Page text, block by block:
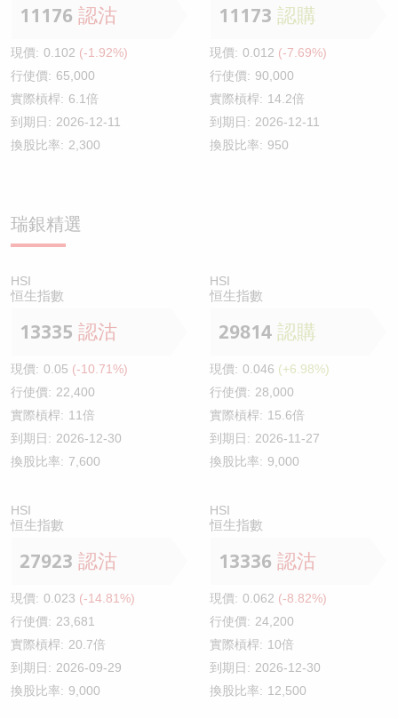
11176 認沽
現價: 0.102 (-1.92%)
行使價: 65,000
實際槓桿: 6.1倍
到期日: 2026-12-11
換股比率: 2,300
11173 認購
現價: 0.012 (-7.69%)
行使價: 90,000
實際槓桿: 14.2倍
到期日: 2026-12-11
換股比率: 950
瑞銀精選
HSI
恒生指數
13335 認沽
現價: 0.05 (-10.71%)
行使價: 22,400
實際槓桿: 11倍
到期日: 2026-12-30
換股比率: 7,600
HSI
恒生指數
29814 認購
現價: 0.046 (+6.98%)
行使價: 28,000
實際槓桿: 15.6倍
到期日: 2026-11-27
換股比率: 9,000
HSI
恒生指數
27923 認沽
現價: 0.023 (-14.81%)
行使價: 23,681
實際槓桿: 20.7倍
到期日: 2026-09-29
換股比率: 9,000
HSI
恒生指數
13336 認沽
現價: 0.062 (-8.82%)
行使價: 24,200
實際槓桿: 10倍
到期日: 2026-12-30
換股比率: 12,500